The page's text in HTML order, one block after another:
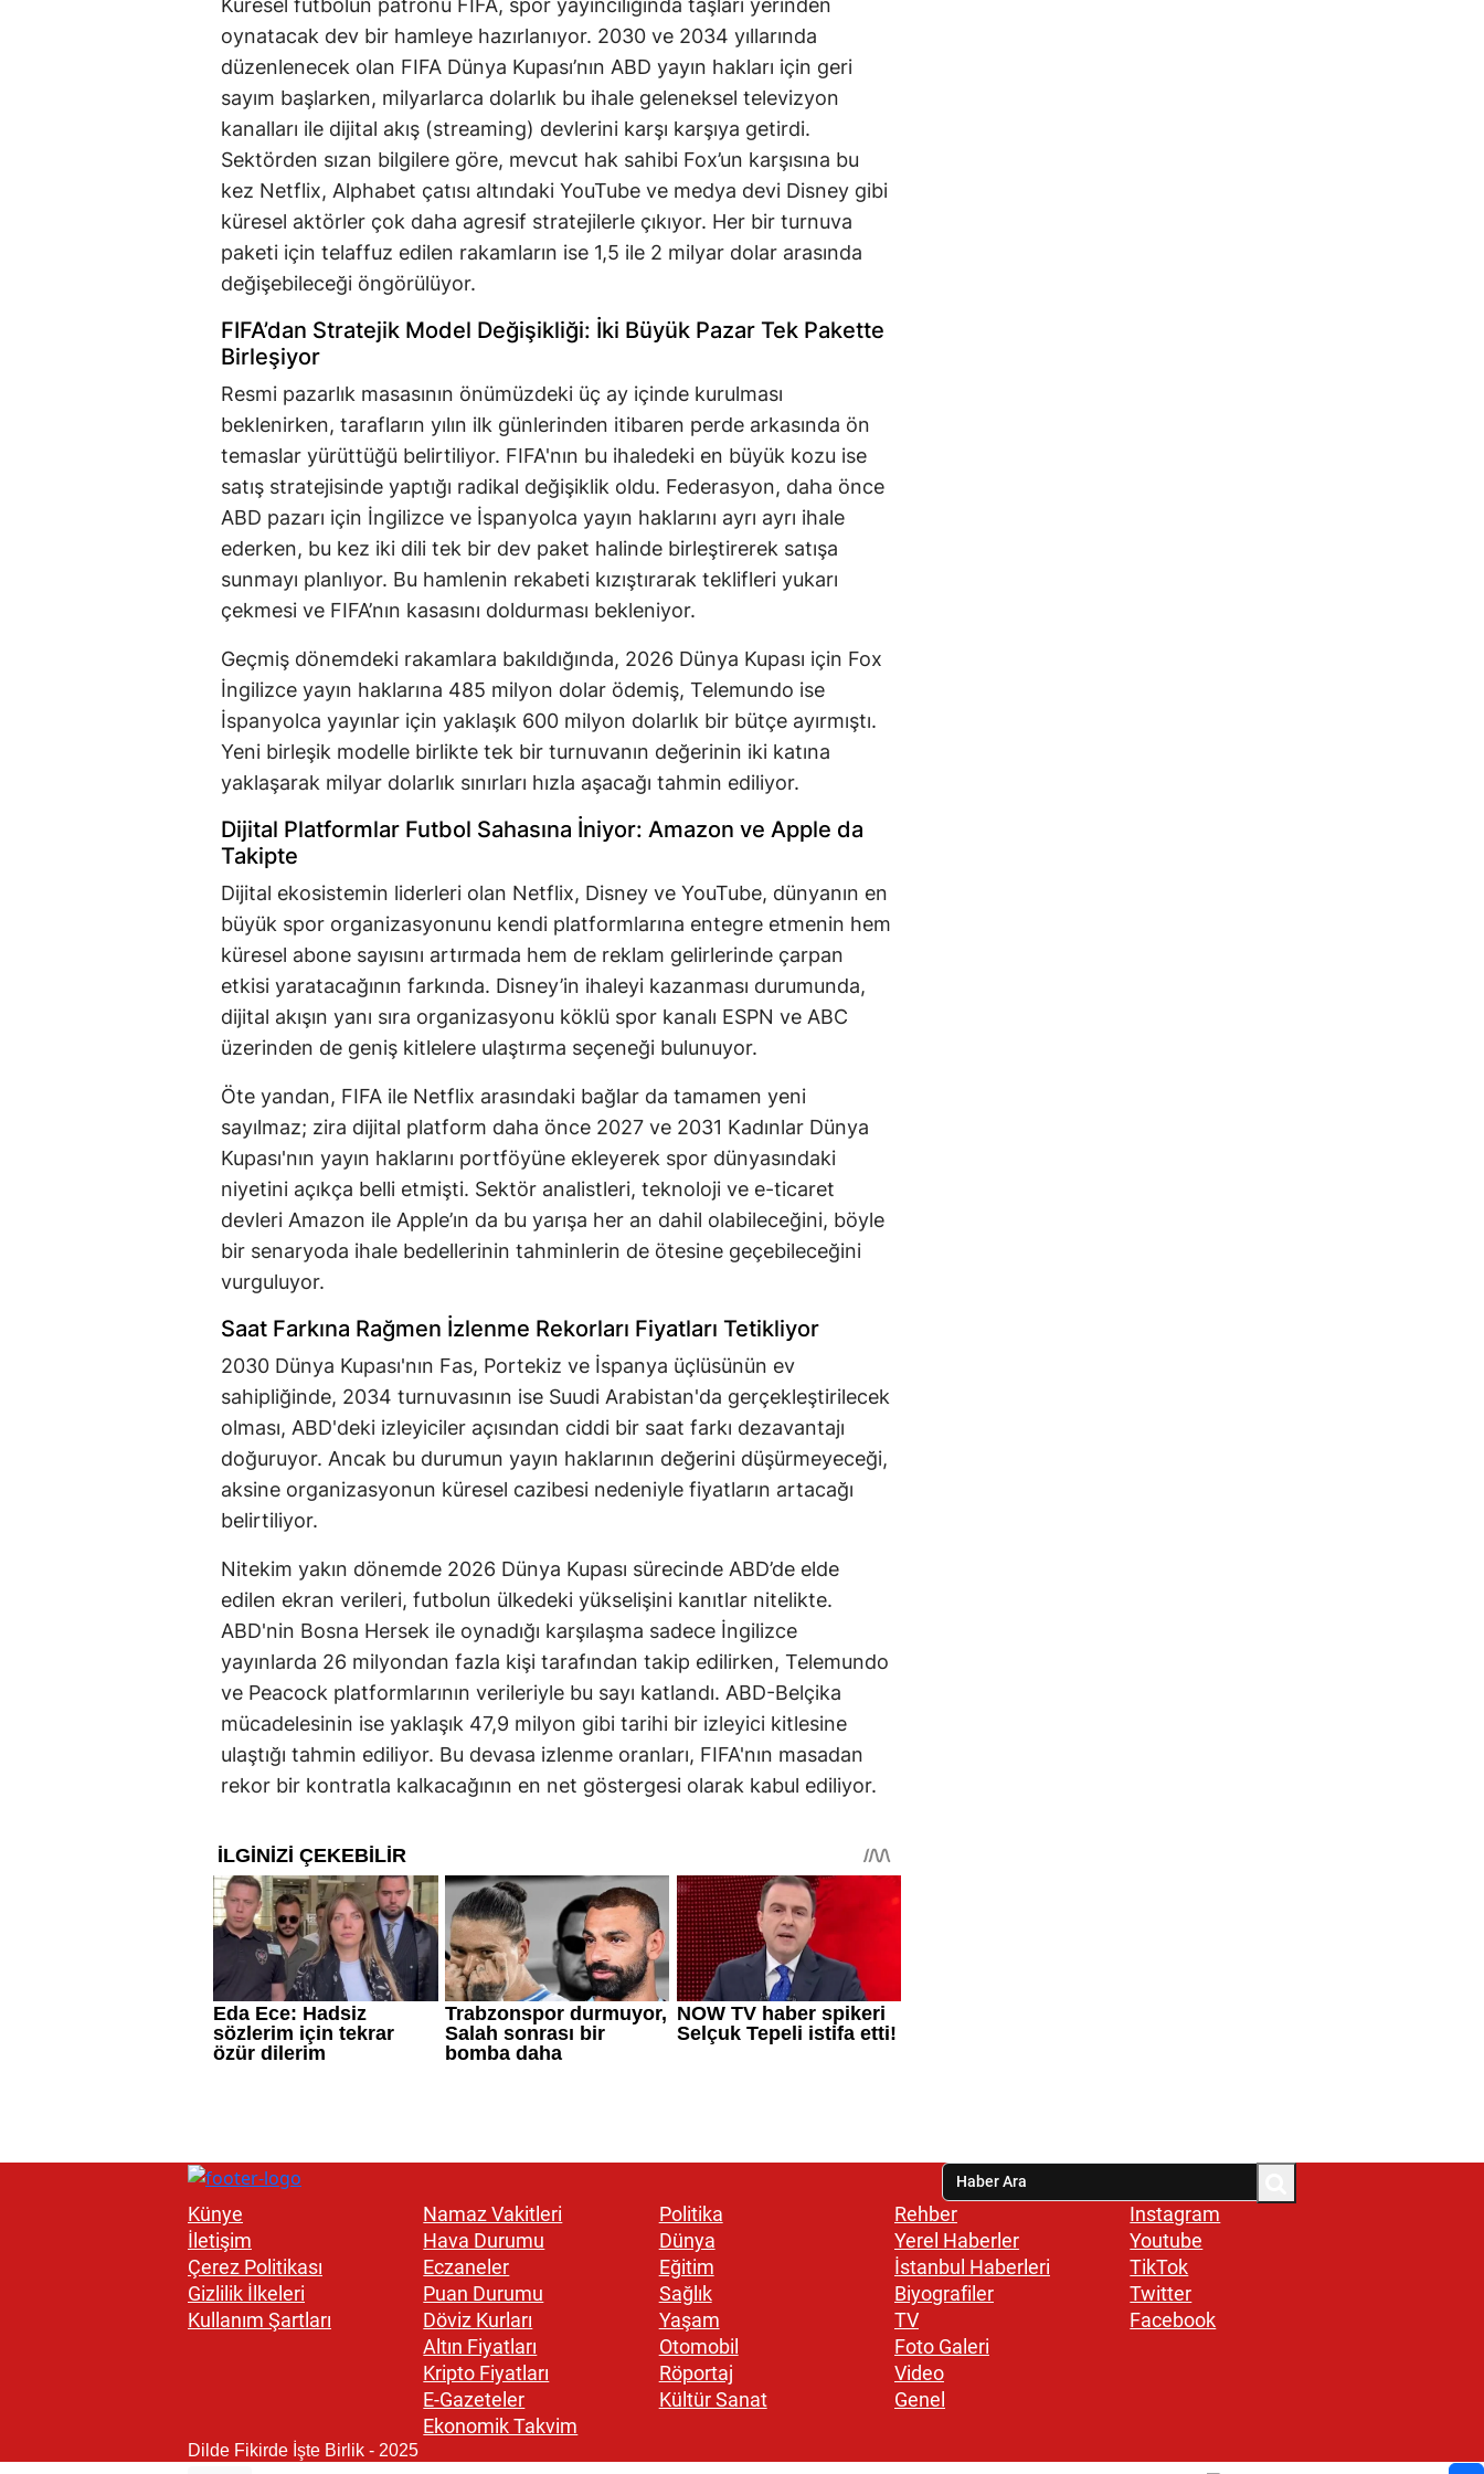
Küresel futbolun patronu FIFA, spor yayıncılığında taşları yerinden
oynatacak dev bir hamleye hazırlanıyor. 2030 ve 2034 yıllarında
düzenlenecek olan FIFA Dünya Kupası’nın ABD yayın hakları için geri
sayım başlarken, milyarlarca dolarlık bu ihale geleneksel televizyon
kanalları ile dijital akış (streaming) devlerini karşı karşıya getirdi.
Sektörden sızan bilgilere göre, mevcut hak sahibi Fox’un karşısına bu
kez Netflix, Alphabet çatısı altındaki YouTube ve medya devi Disney gibi
küresel aktörler çok daha agresif stratejilerle çıkıyor. Her bir turnuva
paketi için telaffuz edilen rakamların ise 1,5 ile 2 milyar dolar arasında
değişebileceği öngörülüyor.
FIFA’dan Stratejik Model Değişikliği: İki Büyük Pazar Tek Pakette
Birleşiyor
Resmi pazarlık masasının önümüzdeki üç ay içinde kurulması
beklenirken, tarafların yılın ilk günlerinden itibaren perde arkasında ön
temaslar yürüttüğü belirtiliyor. FIFA'nın bu ihaledeki en büyük kozu ise
satış stratejisinde yaptığı radikal değişiklik oldu. Federasyon, daha önce
ABD pazarı için İngilizce ve İspanyolca yayın haklarını ayrı ayrı ihale
ederken, bu kez iki dili tek bir dev paket halinde birleştirerek satışa
sunmayı planlıyor. Bu hamlenin rekabeti kızıştırarak teklifleri yukarı
çekmesi ve FIFA’nın kasasını doldurması bekleniyor.
Geçmiş dönemdeki rakamlara bakıldığında, 2026 Dünya Kupası için Fox
İngilizce yayın haklarına 485 milyon dolar ödemiş, Telemundo ise
İspanyolca yayınlar için yaklaşık 600 milyon dolarlık bir bütçe ayırmıştı.
Yeni birleşik modelle birlikte tek bir turnuvanın değerinin iki katına
yaklaşarak milyar dolarlık sınırları hızla aşacağı tahmin ediliyor.
Dijital Platformlar Futbol Sahasına İniyor: Amazon ve Apple da
Takipte
Dijital ekosistemin liderleri olan Netflix, Disney ve YouTube, dünyanın en
büyük spor organizasyonunu kendi platformlarına entegre etmenin hem
küresel abone sayısını artırmada hem de reklam gelirlerinde çarpan
etkisi yaratacağının farkında. Disney’in ihaleyi kazanması durumunda,
dijital akışın yanı sıra organizasyonu köklü spor kanalı ESPN ve ABC
üzerinden de geniş kitlelere ulaştırma seçeneği bulunuyor.
Öte yandan, FIFA ile Netflix arasındaki bağlar da tamamen yeni
sayılmaz; zira dijital platform daha önce 2027 ve 2031 Kadınlar Dünya
Kupası'nın yayın haklarını portföyüne ekleyerek spor dünyasındaki
niyetini açıkça belli etmişti. Sektör analistleri, teknoloji ve e-ticaret
devleri Amazon ile Apple’ın da bu yarışa her an dahil olabileceğini, böyle
bir senaryoda ihale bedellerinin tahminlerin de ötesine geçebileceğini
vurguluyor.
Saat Farkına Rağmen İzlenme Rekorları Fiyatları Tetikliyor
2030 Dünya Kupası'nın Fas, Portekiz ve İspanya üçlüsünün ev
sahipliğinde, 2034 turnuvasının ise Suudi Arabistan'da gerçekleştirilecek
olması, ABD'deki izleyiciler açısından ciddi bir saat farkı dezavantajı
doğuruyor. Ancak bu durumun yayın haklarının değerini düşürmeyeceği,
aksine organizasyonun küresel cazibesi nedeniyle fiyatların artacağı
belirtiliyor.
Nitekim yakın dönemde 2026 Dünya Kupası sürecinde ABD’de elde
edilen ekran verileri, futbolun ülkedeki yükselişini kanıtlar nitelikte.
ABD'nin Bosna Hersek ile oynadığı karşılaşma sadece İngilizce
yayınlarda 26 milyondan fazla kişi tarafından takip edilirken, Telemundo
ve Peacock platformlarının verileriyle bu sayı katlandı. ABD-Belçika
mücadelesinin ise yaklaşık 47,9 milyon gibi tarihi bir izleyici kitlesine
ulaştığı tahmin ediliyor. Bu devasa izlenme oranları, FIFA'nın masadan
rekor bir kontratla kalkacağının en net göstergesi olarak kabul ediliyor.
Künye
İletişim
Çerez Politikası
Gizlilik İlkeleri
Kullanım Şartları
Namaz Vakitleri
Hava Durumu
Eczaneler
Puan Durumu
Döviz Kurları
Altın Fiyatları
Kripto Fiyatları
E-Gazeteler
Ekonomik Takvim
Politika
Dünya
Eğitim
Sağlık
Yaşam
Otomobil
Röportaj
Kültür Sanat
Rehber
Yerel Haberler
İstanbul Haberleri
Biyografiler
TV
Foto Galeri
Video
Genel
Instagram
Youtube
TikTok
Twitter
Facebook
Dilde Fikirde İşte Birlik - 2025